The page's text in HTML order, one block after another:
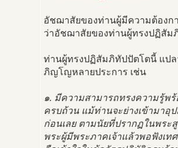
อัชฌาสัยของท่านผู้มีความต้องก
ว่าอัชฌาสัยของท่านผู้ทรงปฏิสัม
ท่านผู้ทรงปฏิสัมภิทัปปัตโตนี้ แป
ภิญโญหลายประการ เช่น
๑. มีความสามารถทรงความรู้พ
ครบถ้วน แม้ท่านจะย่างเข้ามาอุ
ก่อนเลย ตามนัยที่ปรากฏในพระ
พระผู้มีพระภาคเจ้าแล้วพอฟังเ